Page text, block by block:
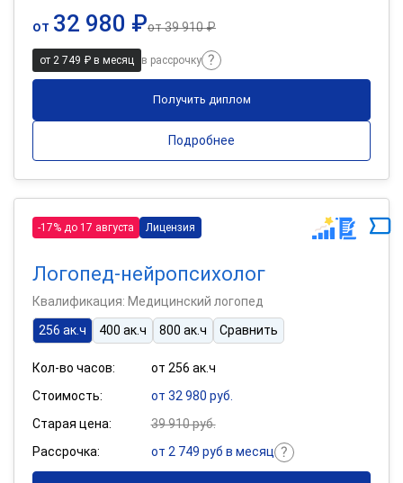
от 32 980 ₽от39 910 ₽
от 2 749 ₽ в месяц в рассрочку
Получить диплом
Подробнее
-17% до 17 августа Лицензия
Логопед-нейропсихолог
Квалификация: Медицинский логопед
256 ак.ч
400 ак.ч 800 ак.ч Сравнить
Кол-во часов:
от 256 ак.ч
Стоимость:
от 32 980 руб.
Старая цена:
39 910 руб.
Рассрочка:
от 2 749 руб в месяц